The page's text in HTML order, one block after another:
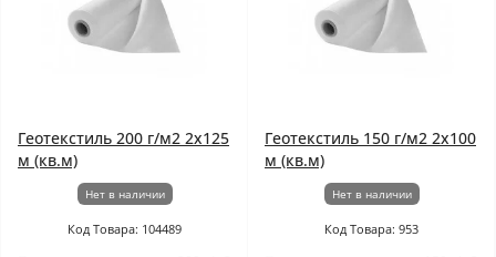
Геотекстиль 200 г/м2 2x125
м (кв.м)
Нет в наличии
Код Товара: 104489
Геотекстиль 150 г/м2 2x100
м (кв.м)
Нет в наличии
Код Товара: 953